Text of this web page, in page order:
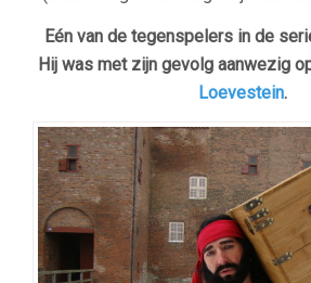
Eén van de tegenspelers in de
Hij was met zijn gevolg aanwezig
Loevestein.